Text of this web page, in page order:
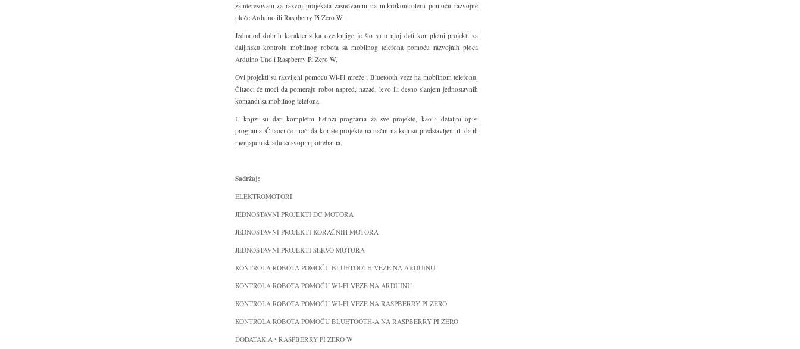
zainteresovani za razvoj projekata zasnovanim na mikrokontroleru pomoću razvojne
ploče Arduino ili Raspberry Pi Zero W.
Jedna od dobrih karakteristika ove knjige je što su u njoj dati kompletni projekti za
daljinsku kontrolu mobilnog robota sa mobilnog telefona pomoću razvojnih ploča
Arduino Uno i Raspberry Pi Zero W.
Ovi projekti su razvijeni pomoću Wi-Fi mreže i Bluetooth veze na mobilnom telefonu.
Čitaoci će moći da pomeraju robot napred, nazad, levo ili desno slanjem jednostavnih
komandi sa mobilnog telefona.
U knjizi su dati kompletni listinzi programa za sve projekte, kao i detaljni opisi
programa. Čitaoci će moći da koriste projekte na način na koji su predstavljeni ili da ih
menjaju u skladu sa svojim potrebama.
Sadržaj:
ELEKTROMOTORI
JEDNOSTAVNI PROJEKTI DC MOTORA
JEDNOSTAVNI PROJEKTI KORAČNIH MOTORA
JEDNOSTAVNI PROJEKTI SERVO MOTORA
KONTROLA ROBOTA POMOĆU BLUETOOTH VEZE NA ARDUINU
KONTROLA ROBOTA POMOĆU WI-FI VEZE NA ARDUINU
KONTROLA ROBOTA POMOĆU WI-FI VEZE NA RASPBERRY PI ZERO
KONTROLA ROBOTA POMOĆU BLUETOOTH-A NA RASPBERRY PI ZERO
DODATAK A • RASPBERRY PI ZERO W